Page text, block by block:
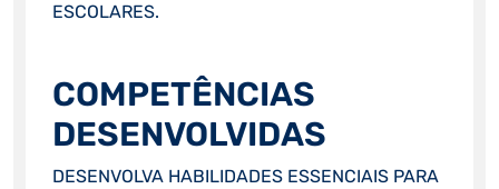
ESCOLARES.
COMPETÊNCIAS
DESENVOLVIDAS
DESENVOLVA HABILIDADES ESSENCIAIS PARA